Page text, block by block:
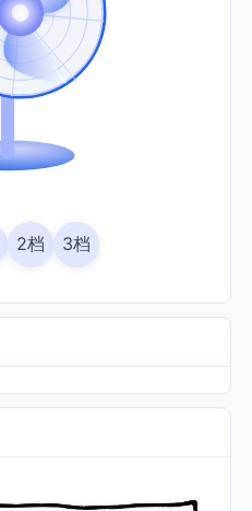
2档 3档